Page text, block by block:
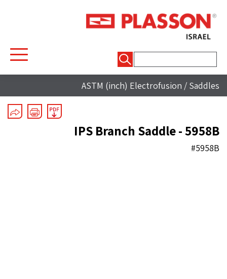
ASTM (inch) Electrofusion / Saddles
IPS Branch Saddle - 5958B
#5958B